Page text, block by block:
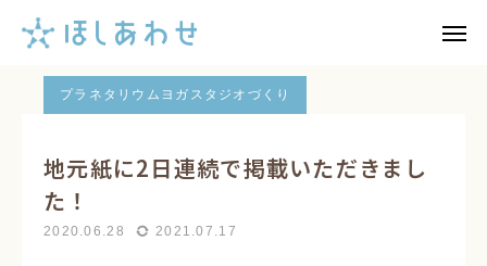
ブログ一覧ページ プラネタリウムヨガスタジオづくり
プラネタリウムヨガスタジオづくり
地元紙に2日連続で掲載いただきまし
た！
2020.06.28 2021.07.17